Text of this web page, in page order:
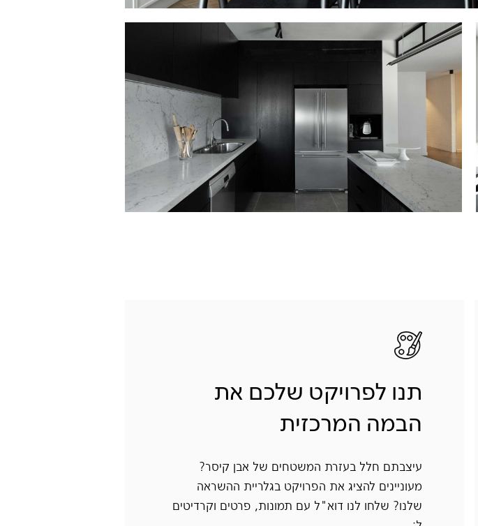
תנו לפרויקט שלכם את
הבמה המרכזית
עיצבתם חלל בעזרת המשטחים של אבן קיסר?
מעוניינים להציג את הפרויקט בגלריית ההשראה
שלנו? שלחו לנו דוא"ל עם תמונות, פרטים וקרדיטים